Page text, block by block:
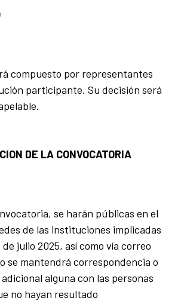
compuesto por representantes
participante. Su decisión será
DE LA CONVOCATORIA
se harán públicas en el
de las instituciones implicadas
julio 2025, así como vía correo
se mantendrá correspondencia o
alguna con las personas
no hayan resultado